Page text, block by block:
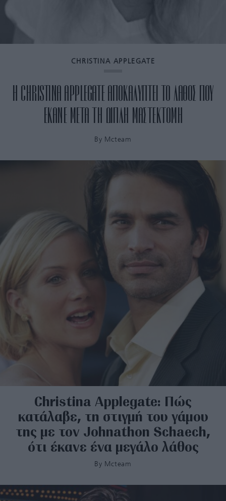
CHRISTINA APPLEGATE
Η CHRISTINA APPLEGATE ΑΠΟΚΑΛΥΠΤΕΙ ΤΟ ΛΑΘΟΣ ΠΟΥ
ΕΚΑΝΕ ΜΕΤΑ ΤΗ ΔΙΠΛΗ ΜΑΣΤΕΚΤΟΜΗ
By Mcteam
Christina Applegate: Πώς
κατάλαβε, τη στιγμή του γάμου
της με τον Johnathon Schaech,
ότι έκανε ένα μεγάλο λάθος
By Mcteam